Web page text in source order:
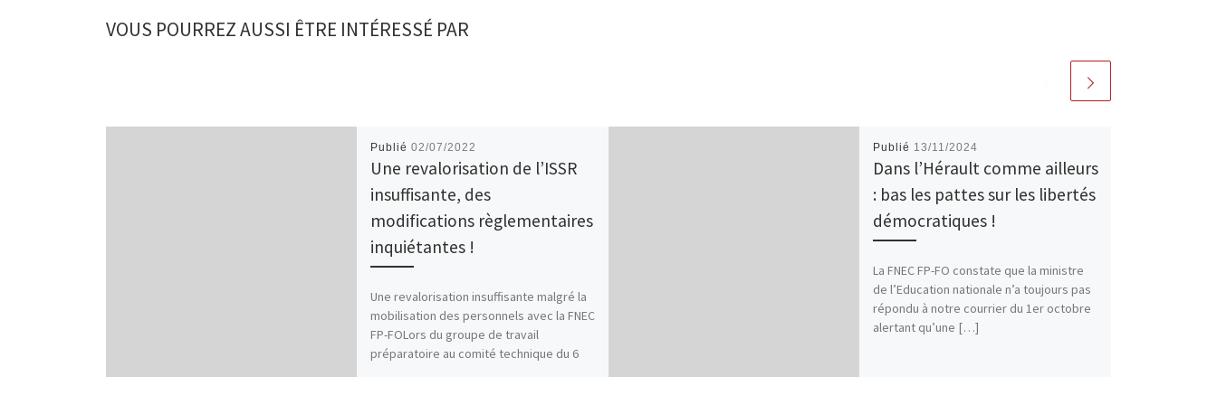
VOUS POURREZ AUSSI ÊTRE INTÉRESSÉ PAR
Publié 02/07/2022
Une revalorisation de l’ISSR
insuffisante, des
modifications règlementaires
inquiétantes !
Une revalorisation insuffisante malgré la
mobilisation des personnels avec la FNEC
FP-FOLors du groupe de travail
préparatoire au comité technique du 6
Publié 13/11/2024
Dans l’Hérault comme ailleurs
: bas les pattes sur les libertés
démocratiques !
La FNEC FP-FO constate que la ministre
de l’Education nationale n’a toujours pas
répondu à notre courrier du 1er octobre
alertant qu’une […]